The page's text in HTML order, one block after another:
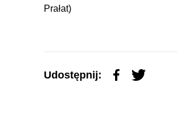
Prałat)
Udostępnij: